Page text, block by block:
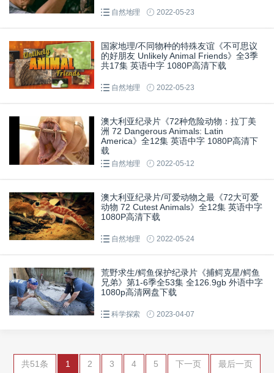
自然地理 2022-05-23
国家地理/不同物种的特殊友谊《不可思议
的好朋友 Unlikely Animal Friends》全3季
共17集 英语中字 1080P高清下载
自然地理 2022-05-23
澳大利亚纪录片《72种危险动物：拉丁美
洲 72 Dangerous Animals: Latin
America》全12集 英语中字 1080P高清下
载
自然地理 2022-05-12
澳大利亚纪录片/可爱动物之最《72大可爱
动物 72 Cutest Animals》全12集 英语中字
1080P高清下载
自然地理 2022-05-24
荒野求生/鳄鱼保护纪录片《捕鳄克星/鳄鱼
兄弟》第1-6季全53集 全126.9gb 外语中字
1080p高清网盘下载
科学探索 2023-04-07
共51条 1 2 3 4 5 下一页 最后一页